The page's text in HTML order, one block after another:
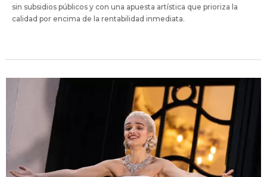
sin subsidios públicos y con una apuesta artística que prioriza la
calidad por encima de la rentabilidad inmediata.